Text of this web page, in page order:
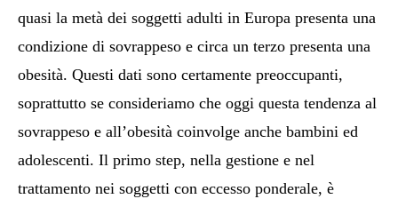
quasi la metà dei soggetti adulti in Europa presenta una
condizione di sovrappeso e circa un terzo presenta una
obesità. Questi dati sono certamente preoccupanti,
soprattutto se consideriamo che oggi questa tendenza al
sovrappeso e all’obesità coinvolge anche bambini ed
adolescenti. Il primo step, nella gestione e nel
trattamento nei soggetti con eccesso ponderale, è